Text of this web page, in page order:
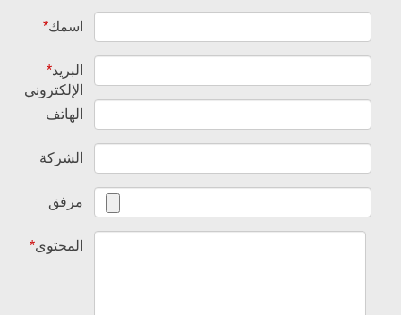
*اسمك
*البريد
الإلكتروني
الهاتف
الشركة
مرفق
*المحتوى